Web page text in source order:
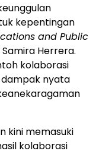
kepentingan
and Public
Samira Herrera.
kolaborasi
nyata
kini memasuki
kolaborasi